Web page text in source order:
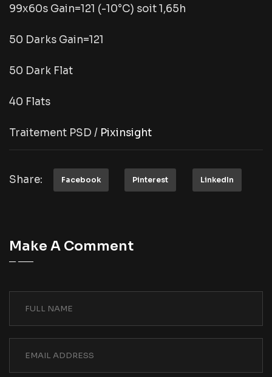
99x60s Gain=121 (-10°C) soit 1,65h
50 Darks Gain=121
50 Dark Flat
40 Flats
Traitement PSD / Pixinsight
Share: Facebook Pinterest LinkedIn
Make A Comment